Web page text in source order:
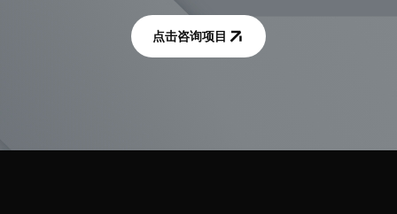
点击咨询项目